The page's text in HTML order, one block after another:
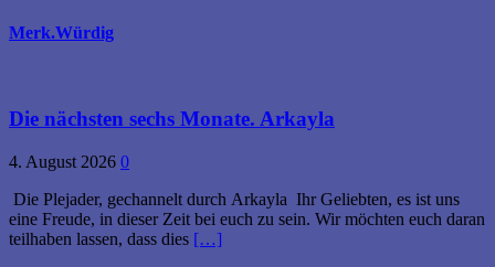
Merk.Würdig
Die nächsten sechs Monate. Arkayla
4. August 2026 0
Die Plejader, gechannelt durch Arkayla Ihr Geliebten, es ist uns
eine Freude, in dieser Zeit bei euch zu sein. Wir möchten euch daran
teilhaben lassen, dass dies […]